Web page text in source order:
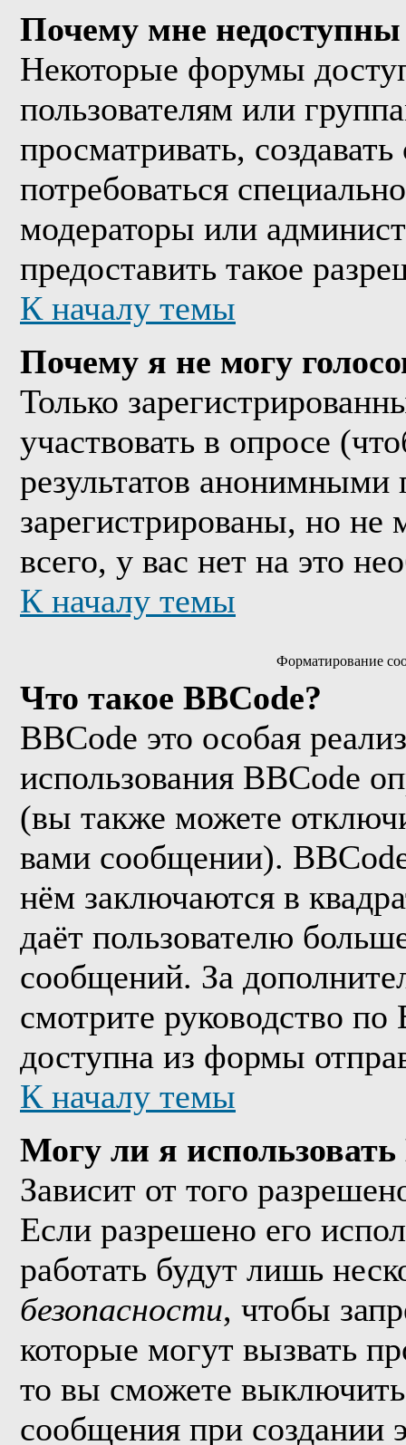
Почему мне
Некоторые форумы
пользователям или
просматривать,
потребоваться
модераторы или
предоставить такое
К началу темы
Почему я не могу
Только
участвовать в опросе
результатов
зарегистрированы, но не
всего, у вас нет на это
К началу темы
Форматирование
Что такое BBCode?
BBCode это особая
использования BBCode
(вы также можете
вами сообщении).
нём заключаются в
даёт пользователю
сообщений. За
смотрите руководство
доступна из формы
К началу темы
Могу ли я
Зависит от того
Если разрешено его
работать будут лишь
безопасности, чтобы
которые могут вызвать
то вы сможете выключить
сообщения при создании